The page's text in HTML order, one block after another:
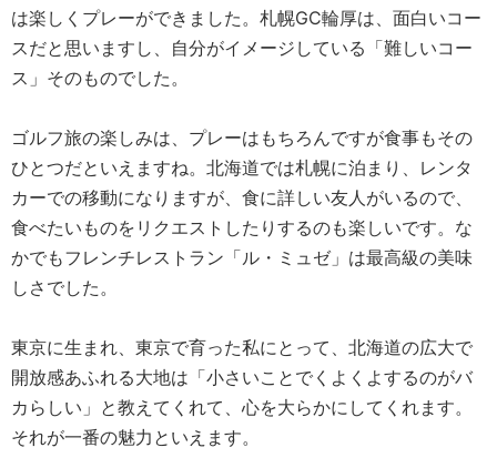
は楽しくプレーができました。札幌GC輪厚は、面白いコー
スだと思いますし、自分がイメージしている「難しいコー
ス」そのものでした。
ゴルフ旅の楽しみは、プレーはもちろんですが食事もその
ひとつだといえますね。北海道では札幌に泊まり、レンタ
カーでの移動になりますが、食に詳しい友人がいるので、
食べたいものをリクエストしたりするのも楽しいです。な
かでもフレンチレストラン「ル・ミュゼ」は最高級の美味
しさでした。
東京に生まれ、東京で育った私にとって、北海道の広大で
開放感あふれる大地は「小さいことでくよくよするのがバ
カらしい」と教えてくれて、心を大らかにしてくれます。
それが一番の魅力といえます。